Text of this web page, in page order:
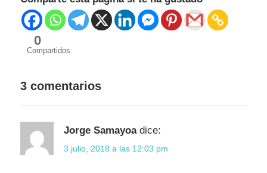
0
Compartidos
3 comentarios
Jorge Samayoa dice:
3 julio, 2018 a las 12:03 pm